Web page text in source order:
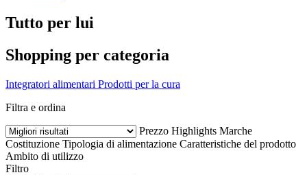
Tutto per lui
Shopping per categoria
Integratori alimentari Prodotti per la cura
Filtra e ordina
Prezzo Highlights Marche
Costituzione Tipologia di alimentazione Caratteristiche del prodotto
Ambito di utilizzo
Filtro